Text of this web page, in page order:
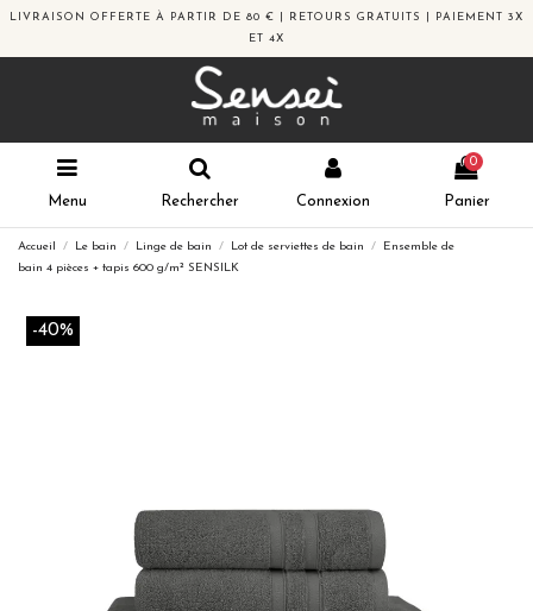
LIVRAISON OFFERTE À PARTIR DE 80 € | RETOURS GRATUITS | PAIEMENT 3X
ET 4X
Menu Rechercher Connexion
0
Panier
Accueil Le bain Linge de bain Lot de serviettes de bain
Ensemble de
bain 4 pièces + tapis 600 g/m² SENSILK
-40%